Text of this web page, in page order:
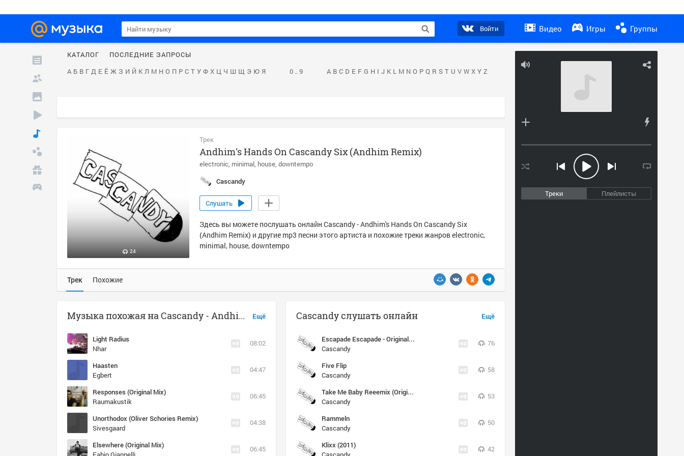
Войти Видео Игры Группы
Треки Плейлисты
КАТАЛОГ
ПОСЛЕДНИЕ ЗАПРОСЫ
А Б В Г Д Е Ё Ж З И Й К Л М Н О П Р С Т У Ф Х Ц Ч Ш Щ Э Ю Я 0 .. 9 A B C D E F G H I J K L M N O P Q R S T U V W X Y Z
24
Трек
Andhim's Hands On Cascandy Six (Andhim Remix)
electronic minimal house downtempo
Cascandy
Слушать
Здесь вы можете послушать онлайн Cascandy - Andhim's Hands On Cascandy Six
(Andhim Remix) и другие mp3 песни этого артиста и похожие треки жанров electronic,
minimal, house, downtempo
Трек Похожие
Ещё
Музыка похожая на Cascandy - Andhim's Hands On Cascandy Six (Andhim Remix)
Light Radius
Nhar
08:02
Haasten
Egbert
04:47
Responses (Original Mix)
Raumakustik
06:45
Unorthodox (Oliver Schories Remix)
Sivesgaard
04:38
Elsewhere (Original Mix)
06:45
Ещё
Cascandy слушать онлайн
Escapade Escapade - Original Mix
Cascandy
76
Five Flip
Cascandy
58
Take Me Baby Reeemix (Original Mix)
Cascandy
53
Rammeln
Cascandy
50
Klixx (2011)
42